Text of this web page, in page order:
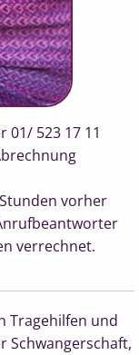
01/ 523 17 11
vorher
verrechnet.
Tragehilfen und
Schwangerschaft,